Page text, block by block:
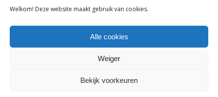
Welkom! Deze website maakt gebruik van cookies.
Alle cookies
Weiger
Bekijk voorkeuren
focus.”